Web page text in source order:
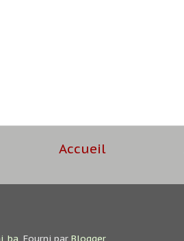
Accueil
. Fourni par Blogger.